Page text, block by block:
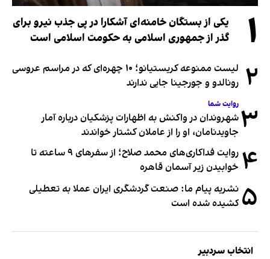
۱
یکی از بستگان خامنه‌ای آشکارا در پی جذب نیرو برای
گذر از جمهوری اسلامی به حکومت اسلامی است
۲
لیست ممنوعه کریستیانو؛ ۱۰ چهره‌ای که در مراسم عروسی
رونالدو و جورجینا جایی ندارند
۳ روایت شما
شهروندان در واکنش به اظهارات پزشکیان درباره آمار
جاویدنامان، او را از عاملان کشتار خواندند
۴
روایت فداکاری‌های محمد صلاح؛ از سفرهای ۹ ساعته تا
خوابیدن زیر آسمان قاهره
۵ نشریه پیام ما: صنعت گردشگری ایران عملا به تعطیلی
کشیده شده است
انتخاب سردبیر